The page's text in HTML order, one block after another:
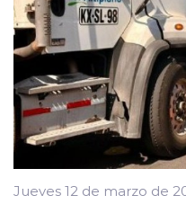
Jueves 12 de marzo de